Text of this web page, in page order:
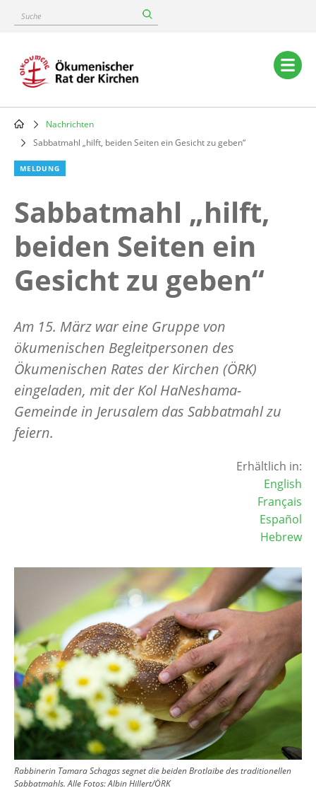
content
Suche
Main
navigation
Breadcrumb
Nachrichten
Sabbatmahl „hilft, beiden Seiten ein Gesicht zu geben“
MELDUNG
Sabbatmahl „hilft,
beiden Seiten ein
Gesicht zu geben“
Am 15. März war eine Gruppe von
ökumenischen Begleitpersonen des
Ökumenischen Rates der Kirchen (ÖRK)
eingeladen, mit der Kol HaNeshama-
Gemeinde in Jerusalem das Sabbatmahl zu
feiern.
Erhältlich in:
English
Français
Español
Hebrew
Rabbinerin Tamara Schagas segnet die beiden Brotlaibe des traditionellen
Sabbatmahls. Alle Fotos: Albin Hillert/ÖRK